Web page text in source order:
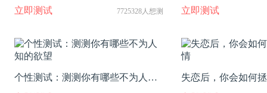
立即测试
7725328人想测
立即测试
个性测试：测测你有哪些不为人知
失恋后，你会如何